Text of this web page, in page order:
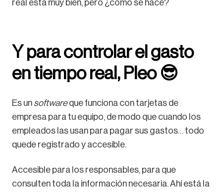
real está muy bien, pero ¿cómo se hace?
Y para controlar el gasto
en tiempo real, Pleo 😎
Es un softwareque funciona con tarjetas de
empresa para tu equipo, de modo que cuando los
empleados las usan para pagar sus gastos… todo
quede registrado y accesible.
Accesible para los responsables, para que
consulten toda la información necesaria. Ahí está la